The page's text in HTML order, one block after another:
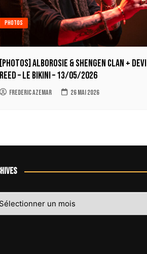
Photos
[Photos] Alborosie & Shengen Clan + Devi
Reed – Le Bikini – 13/05/2026
Frederic Azemar 26 mai 2026